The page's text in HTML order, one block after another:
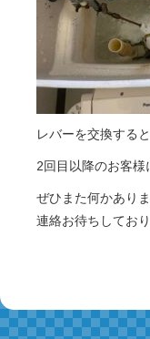
レバーを交換する
2回目以降のお客様
ぜひまた何かあり
連絡お待ちしてお